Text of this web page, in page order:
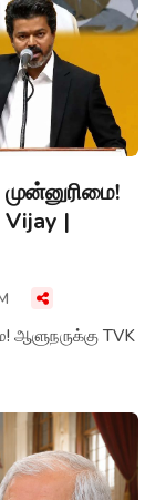
|
ஆளுநருக்கு TVK